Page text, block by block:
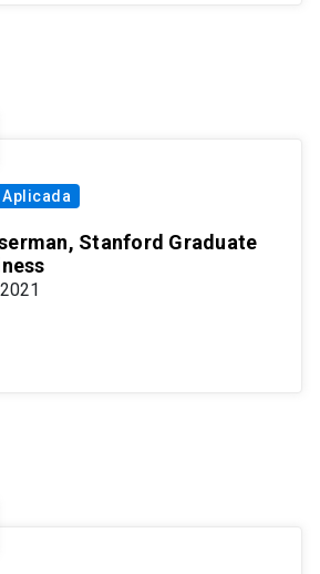
Stanford Graduate